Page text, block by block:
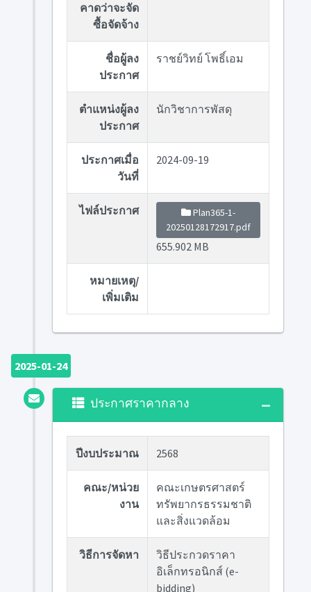
คาดว่าจะจัด
ซื้อจัดจ้าง
ชื่อผู้ลง
ประกาศ
ราชย์วิทย์ โพธิ์เอม
ตำแหน่งผู้ลง
ประกาศ
นักวิชาการพัสดุ
ประกาศเมื่อ
วันที่
2024-09-19
ไฟล์ประกาศ
Plan365-1-
20250128172917.pdf
655.902 MB
หมายเหตุ/
เพิ่มเติม
2025-01-24
ประกาศราคากลาง
ปีงบประมาณ 2568
คณะ/หน่วย
งาน
คณะเกษตรศาสตร์
ทรัพยากรธรรมชาติ
และสิ่งแวดล้อม
วิธีการจัดหา
วิธีประกวดราคา
อิเล็กทรอนิกส์ (e-
bidding)